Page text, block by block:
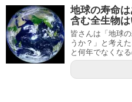
地球の寿命
含む全生物
皆さんは「地球
うか？」と考え
と何年でなくな